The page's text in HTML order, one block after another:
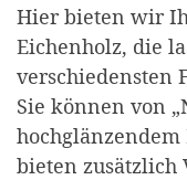
Hier bieten wir
Eichenholz, die
verschiedensten
Sie können von
bieten zusätzlich